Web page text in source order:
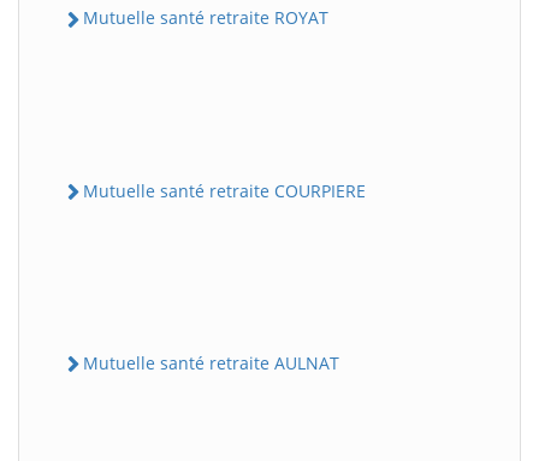
Mutuelle santé retraite ROYAT
Mutuelle santé retraite COURPIERE
Mutuelle santé retraite AULNAT